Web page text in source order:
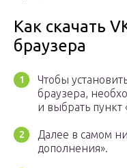
Как скачать
браузера
Чтобы
браузера,
и выбрать пункт
Далее в самом
дополнения».